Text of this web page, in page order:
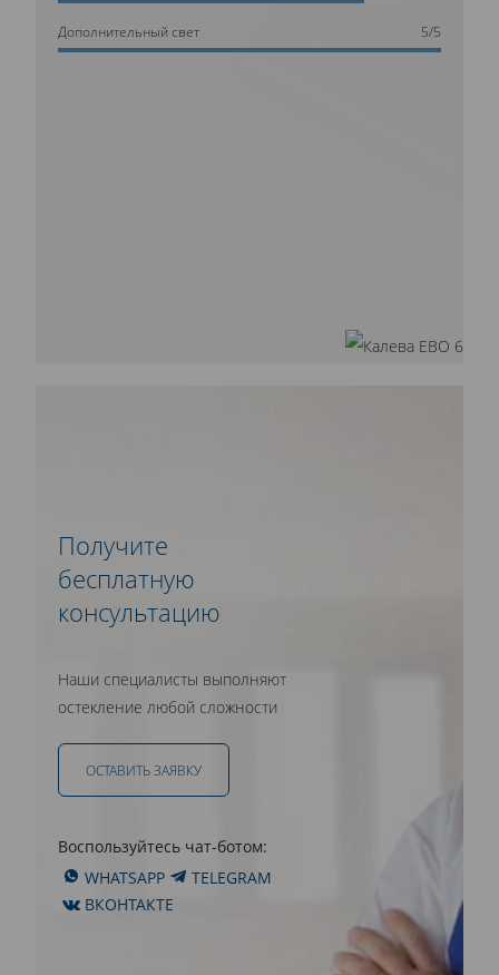
Дополнительный свет 5/5
Получите
бесплатную
консультацию
Наши специалисты выполняют
остекление любой сложности
ОСТАВИТЬ ЗАЯВКУ
Воспользуйтесь чат-ботом:
WHATSAPP
TELEGRAM
ВКОНТАКТЕ